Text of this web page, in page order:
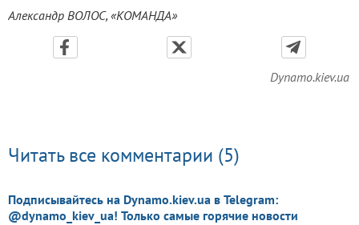
Александр ВОЛОС, «КОМАНДА»
Dynamo.kiev.ua
Читать все комментарии (5)
Подписывайтесь на Dynamo.kiev.ua в Telegram:
@dynamo_kiev_ua! Только самые горячие новости